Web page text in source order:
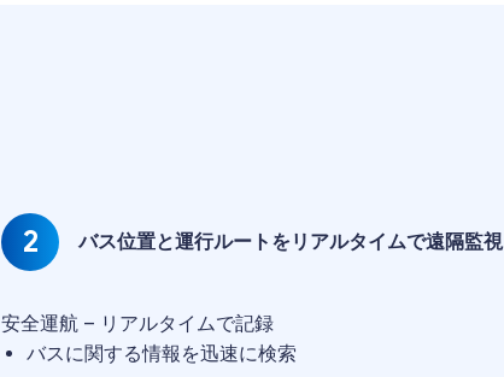
2 バス位置と運行ルートをリアルタイムで遠隔監視
安全運航 – リアルタイムで記録
バスに関する情報を迅速に検索